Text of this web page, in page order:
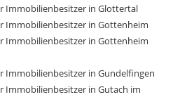
Immobilienbesitzer in Glottertal
Immobilienbesitzer in Gottenheim
Immobilienbesitzer in Gottenheim
Immobilienbesitzer in Gundelfingen
Immobilienbesitzer in Gutach im